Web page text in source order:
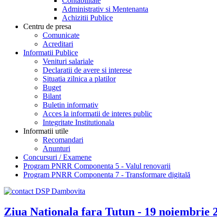
Administrativ si Mentenanta
Achizitii Publice
Centru de presa
Comunicate
Acreditari
Informatii Publice
Venituri salariale
Declaratii de avere si interese
Situatia zilnica a platilor
Buget
Bilant
Buletin informativ
Acces la informatii de interes public
Integritate Institutionala
Informatii utile
Recomandari
Anunturi
Concursuri / Examene
Program PNRR Componenta 5 - Valul renovarii
Program PNRR Componenta 7 - Transformare digitală
Ziua Nationala fara Tutun - 19 noiembrie